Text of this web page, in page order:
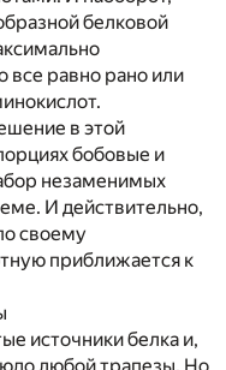
белковой
все равно рано или
в этой
бобовые и
незаменимых
И действительно,
своему
приближается к
источники белка и,